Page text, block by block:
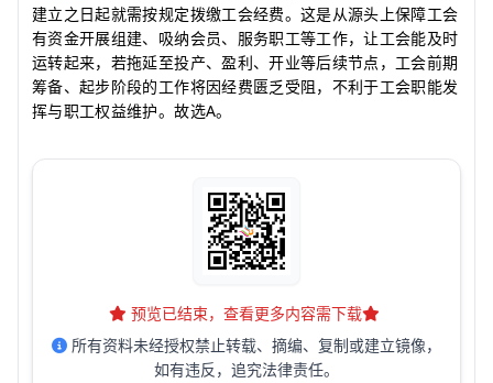
建立之日起就需按规定拨缴工会经费。这是从源头上保障工会
有资金开展组建、吸纳会员、服务职工等工作，让工会能及时
运转起来，若拖延至投产、盈利、开业等后续节点，工会前期
筹备、起步阶段的工作将因经费匮乏受阻，不利于工会职能发
挥与职工权益维护。故选A。
预览已结束，查看更多内容需下载
所有资料未经授权禁止转载、摘编、复制或建立镜像，
如有违反，追究法律责任。